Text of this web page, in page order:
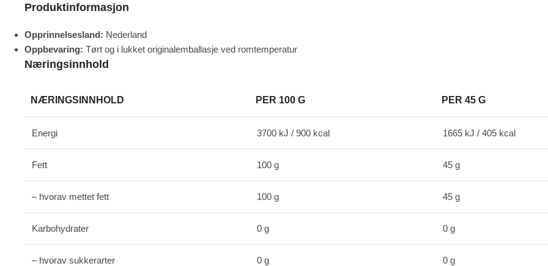
Produktinformasjon
Opprinnelsesland: Nederland
Oppbevaring: Tørt og i lukket originalemballasje ved romtemperatur
Næringsinnhold
NÆRINGSINNHOLD PER 100 G PER 45 G
Energi 3700 kJ / 900 kcal 1665 kJ / 405 kcal
Fett 100 g 45 g
– hvorav mettet fett 100 g 45 g
Karbohydrater 0 g 0 g
– hvorav sukkerarter 0 g 0 g